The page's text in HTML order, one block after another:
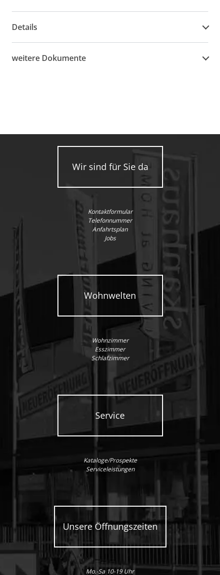
Details
weitere Dokumente
Wir sind für Sie da
Kontaktformular
Telefonnummer
Anfahrtsplan
Jobs
Wohnwelten
Wohnzimmer
Esszimmer
Schlafzimmer
Service
Kataloge/Prospekte
Serviceleistungen
Unsere Öffnungszeiten
Mo.-Sa 10-19 Uhr